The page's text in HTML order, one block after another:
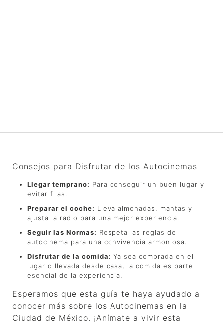
Consejos para Disfrutar de los Autocinemas
Llegar temprano: Para conseguir un buen lugar y
evitar filas.
Preparar el coche: Lleva almohadas, mantas y
ajusta la radio para una mejor experiencia.
Seguir las Normas: Respeta las reglas del
autocinema para una convivencia armoniosa.
Disfrutar de la comida: Ya sea comprada en el
lugar o llevada desde casa, la comida es parte
esencial de la experiencia.
Esperamos que esta guía te haya ayudado a
conocer más sobre los Autocinemas en la
Ciudad de México. ¡Anímate a vivir esta